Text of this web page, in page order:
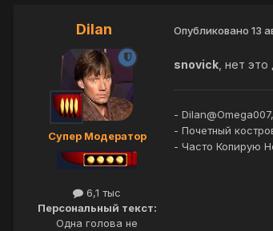
Dilan
Супер Модератор
6,1 тыс
Персональный текст:
Одна голова не
Опубликовано 13
snovick , нет
-
- Почетный
- Часто Копирую